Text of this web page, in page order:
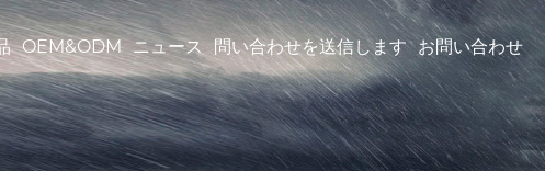
OEM&ODM ニュース 問い合わせを送信します お問い合わせ